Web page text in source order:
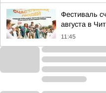
Фестиваль
августа в
11:45